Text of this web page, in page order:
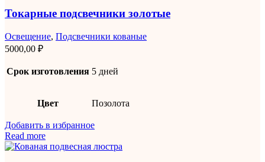
Токарные подсвечники золотые
Освещение, Подсвечники кованые
5000,00 ₽
Срок изготовления 5 дней
Цвет Позолота
Добавить в избранное
Read more